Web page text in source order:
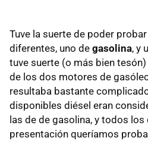
Tuve la suerte de poder
diferentes, uno de gasolina, y
tuve suerte (o más bien
de los dos motores de
resultaba bastante
disponibles diésel eran
las de de gasolina, y todos
presentación queríamos